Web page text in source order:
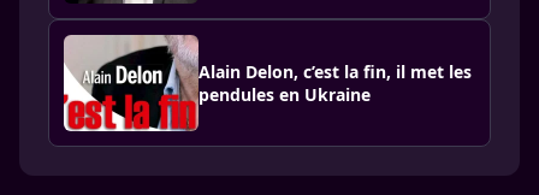
Alain Delon, c’est la fin, il met les
pendules en Ukraine